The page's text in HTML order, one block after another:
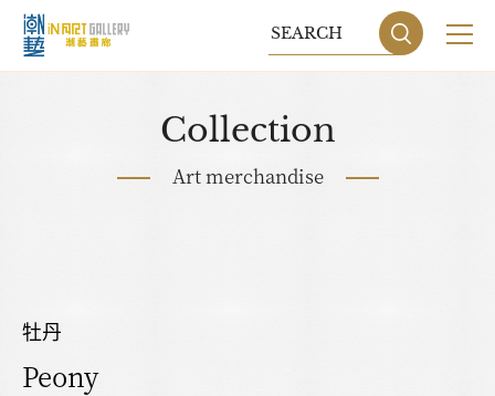
Collection
Art merchandise
牡丹
Peony